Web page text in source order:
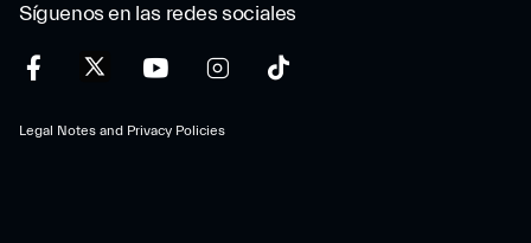
Síguenos en las redes sociales
Legal Notes and Privacy Policies